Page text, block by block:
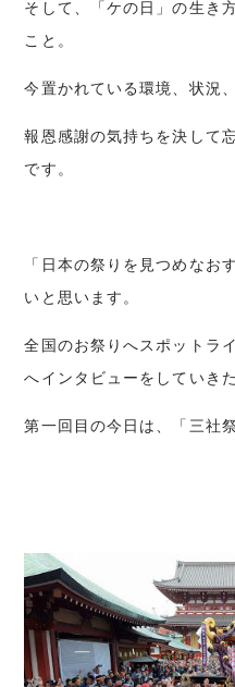
そして、「ケの日」の生き
こと。
今置かれている環境、状況
報恩感謝の気持ちを決して
です。
「日本の祭りを見つめなお
いと思います。
全国のお祭りへスポットラ
へインタビューをしていき
第一回目の今日は、「三社